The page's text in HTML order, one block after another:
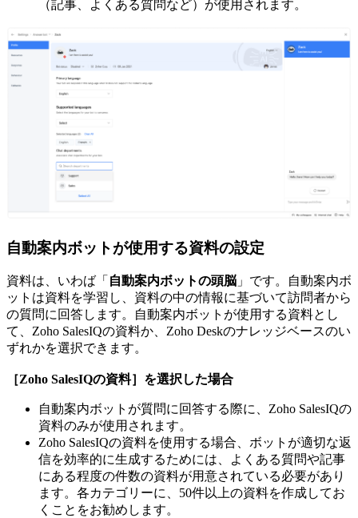
（記事、よくある質問など）が使用されます。
自動案内ボットが使用する資料の設定
資料は、いわば「 自動案内ボットの頭脳 」です。自動案内ボ
ットは資料を学習し、資料の中の情報に基づいて訪問者から
の質問に回答します。自動案内ボットが使用する資料とし
て、Zoho SalesIQの資料か、Zoho Deskのナレッジベースのい
ずれかを選択できます。
［Zoho SalesIQの資料］を選択した場合
自動案内ボットが質問に回答する際に、Zoho SalesIQの
資料のみが使用されます。
Zoho SalesIQの資料を使用する場合、ボットが適切な返
信を効率的に生成するためには、よくある質問や記事
にある程度の件数の資料が用意されている必要があり
ます。各カテゴリーに、50件以上の資料を作成してお
くことをお勧めします。